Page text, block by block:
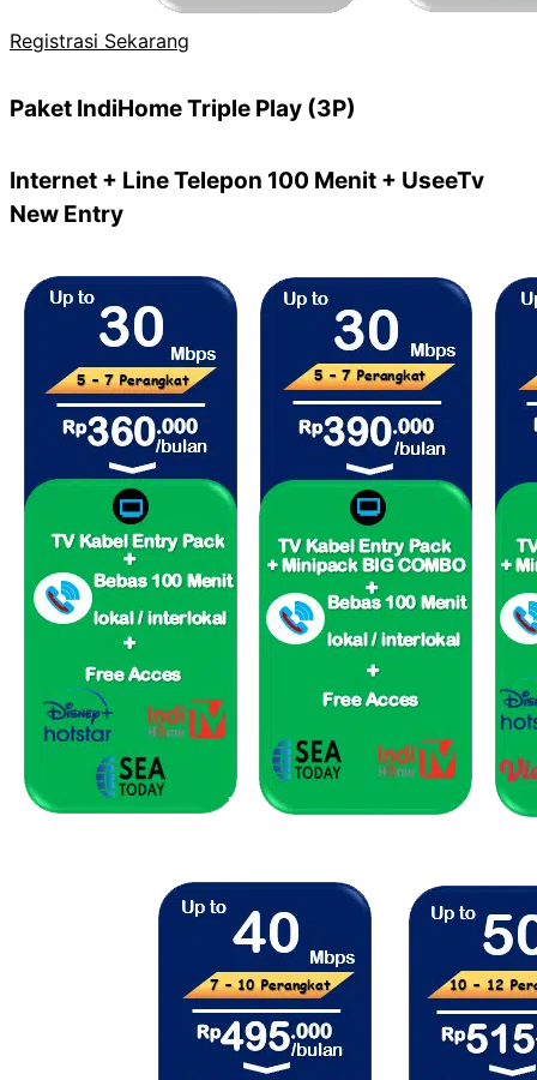
Registrasi Sekarang
Paket IndiHome Triple Play (3P)
Internet + Line Telepon 100 Menit + UseeTv
New Entry